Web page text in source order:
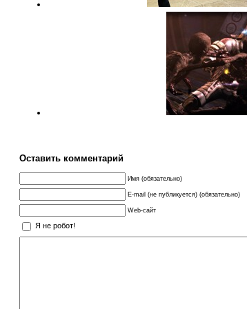
Оставить комментарий
Имя (обязательно)
E-mail (не публикуется) (обязательно)
Web-сайт
Я не робот!